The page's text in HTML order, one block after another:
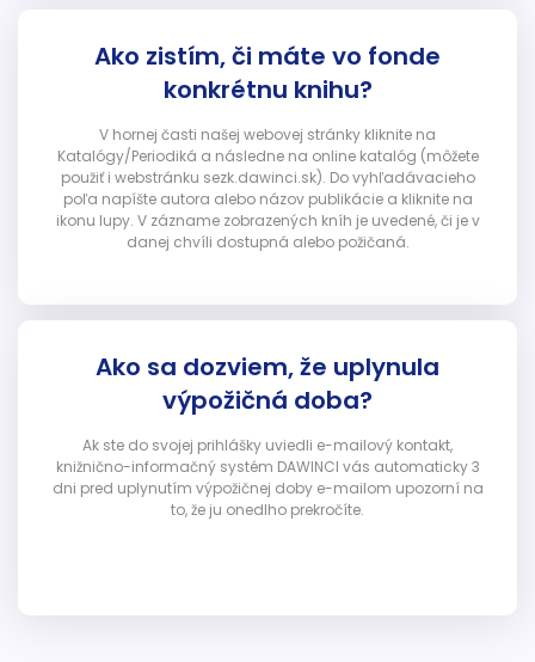
Ako zistím, či máte vo fonde
konkrétnu knihu?
V hornej časti našej webovej stránky kliknite na
Katalógy/Periodiká a následne na online katalóg (môžete
použiť i webstránku sezk.dawinci.sk). Do vyhľadávacieho
poľa napíšte autora alebo názov publikácie a kliknite na
ikonu lupy. V zázname zobrazených kníh je uvedené, či je v
danej chvíli dostupná alebo požičaná.
Ako sa dozviem, že uplynula
výpožičná doba?
Ak ste do svojej prihlášky uviedli e-mailový kontakt,
knižnično-informačný systém DAWINCI vás automaticky 3
dni pred uplynutím výpožičnej doby e-mailom upozorní na
to, že ju onedlho prekročíte.